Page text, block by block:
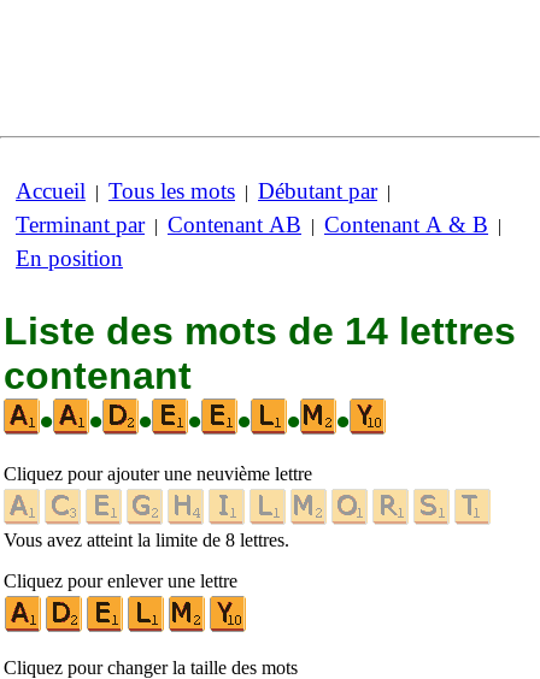
Accueil | Tous les mots | Débutant par|
Terminant par| Contenant AB | Contenant A & B |
En position
Liste des mots de 14 lettres
contenant
•
• • • • • •
Cliquez pour ajouter une neuvième lettre
Vous avez atteint la limite de 8 lettres.
Cliquez pour enlever une lettre
Cliquez pour changer la taille des mots